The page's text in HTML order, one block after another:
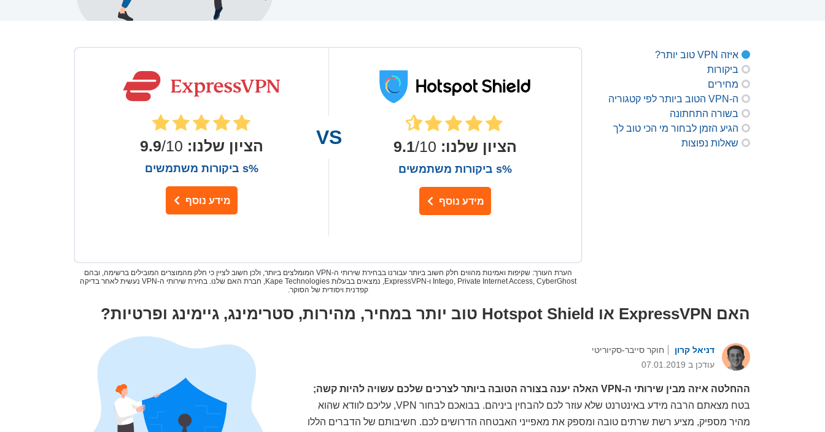
איזה VPN טוב יותר?
ביקורות
מחירים
ה-VPN הטוב ביותר לפי קטגוריה
בשורה התחתונה
הגיע הזמן לבחור מי הכי טוב לך
שאלות נפוצות
הציון שלנו:
/10
%s ביקורות משתמשים
מידע נוסף
הציון שלנו:
/10
%s ביקורות משתמשים
מידע נוסף
הערת העורך: שקיפות ואמינות מהווים חלק חשוב ביותר עבורנו בבחירת שירותי ה-VPN המומלצים ביותר, ולכן חשוב לציין כי חלק מהמוצרים המובילים ברשימה, ובהם
Intego, Private Internet Access, CyberGhost ו-ExpressVPN, נמצאים בבעלות Kape Technologies, חברת האם שלנו. בחירת שירותי ה-VPN נעשית לאחר בדיקה
קפדנית ויסודית של הסוקר.
האם ExpressVPN או Hotspot Shield טוב יותר במחיר, מהירות, סטרימינג, גיימינג ופרטיות?
דניאל קרון
חוקר סייבר-סקיוריטי
עודכן ב 07.01.2019
ההחלטה איזה מבין שירותי ה-VPN האלה יענה בצורה הטובה ביותר לצרכים שלכם עשויה להיות קשה;
בטח מצאתם הרבה מידע באינטרנט שלא עוזר לכם להבחין ביניהם. בבואכם לבחור VPN, עליכם לוודא שהוא
מהיר מספיק, מציע רשת שרתים טובה ומספק את מאפייני האבטחה הדרושים לכם. חשיבותם של הדברים הללו